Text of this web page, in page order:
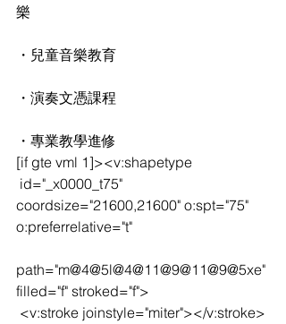
樂
・兒童音樂教育
・演奏文憑課程
・專業教學進修
[if gte vml 1]><v:shapetype
coordsize="21600,21600" o:spt="75"
o:preferrelative="t"
path="m@4@5l@4@11@9@11@9@5xe"
filled="f" stroked="f">
<v:stroke joinstyle="miter"></v:stroke>